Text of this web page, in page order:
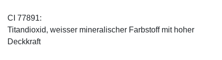
CI 77891:
Titandioxid, weisser mineralischer Farbstoff mit hoher
Deckkraft